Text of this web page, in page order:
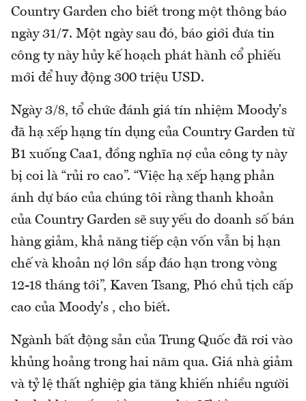
Country Garden cho biết trong một thông báo
ngày 31/7. Một ngày sau đó, báo giới đưa tin
công ty này hủy kế hoạch phát hành cổ phiếu
mới để huy động 300 triệu USD.
Ngày 3/8, tổ chức đánh giá tín nhiệm Moody's
đã hạ xếp hạng tín dụng của Country Garden từ
B1 xuống Caa1, đồng nghĩa nợ của công ty này
bị coi là “rủi ro cao”. “Việc hạ xếp hạng phản
ánh dự báo của chúng tôi rằng thanh khoản
của Country Garden sẽ suy yếu do doanh số bán
hàng giảm, khả năng tiếp cận vốn vẫn bị hạn
chế và khoản nợ lớn sắp đáo hạn trong vòng
12-18 tháng tới”, Kaven Tsang, Phó chủ tịch cấp
cao của Moody's , cho biết.
Ngành bất động sản của Trung Quốc đã rơi vào
khủng hoảng trong hai năm qua. Giá nhà giảm
và tỷ lệ thất nghiệp gia tăng khiến nhiều người